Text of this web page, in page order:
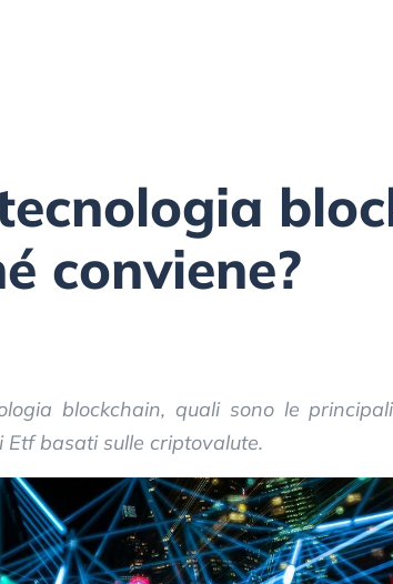
conviene?
blockchain, quali sono le
basati sulle criptovalute.